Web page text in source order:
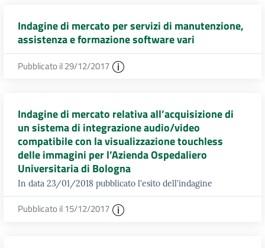
Indagine di mercato per servizi di manutenzione,
assistenza e formazione software vari
Pubblicato il 29/12/2017
Indagine di mercato relativa all’acquisizione di
un sistema di integrazione audio/video
compatibile con la visualizzazione touchless
delle immagini per l’Azienda Ospedaliero
Universitaria di Bologna
In data 23/01/2018 pubblicato l'esito dell'indagine
Pubblicato il 15/12/2017